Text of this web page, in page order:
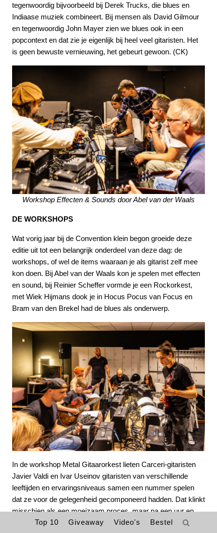
tegenwoordig bijvoorbeeld bij Derek Trucks, die blues en
Indiaase muziek combineert. Bij mensen als David Gilmour
en tegenwoordig John Mayer zien we blues ook in een
popcontext en dat zie je eigenlijk bij heel veel gitaristen. Het
is geen bewuste vernieuwing, het gebeurt gewoon. (CK)
Workshop Effecten & Sounds door Abel van der Waals
DE WORKSHOPS
Wat vorig jaar bij de Convention klein begon groeide deze
editie uit tot een belangrijk onderdeel van deze dag: de
workshops, of wel de items waaraan je als gitarist zelf mee
kon doen. Bij Abel van der Waals kon je spelen met effecten
en sound, bij Reinier Scheffer vormde je een Rockorkest,
met Wiek Hijmans dook je in Hocus Pocus van Focus en
Bram van den Brekel had de blues als onderwerp.
In de workshop Metal Gitaarorkest lieten Carceri-gitaristen
Javier Valdi en Ivar Useinov gitaristen van verschillende
leeftijden en ervaringsniveaus samen een nummer spelen
dat ze voor de gelegenheid gecomponeerd hadden. Dat klinkt
misschien als een moeizaam proces, maar na een uur en
een kwartier staat er wel echt iets. Het is vooral interessant
Top 10 Giveaway Video's Bestel